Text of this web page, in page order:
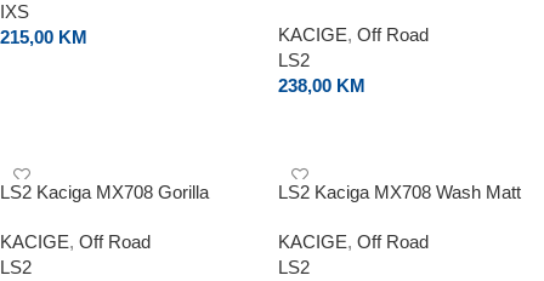
IXS
215,00 KM KACIGE, Off Road
LS2
238,00 KM
LS2 Kaciga MX708 Gorilla
KACIGE, Off Road
LS2
LS2 Kaciga MX708 Wash Matt
KACIGE, Off Road
LS2